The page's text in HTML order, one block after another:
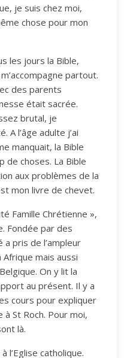
je suis chez moi,
chose pour mon
les jours la Bible,
partout.
des parents
était sacrée.
brutal, je
A l’âge adulte j’ai
manquait, la Bible
de choses. La Bible
aux problèmes de la
mon livre de chevet.
Famille Chrétienne »,
Fondée par des
pris de l’ampleur
Afrique mais aussi
On y lit la
au présent. Il y a
cours pour expliquer
à St Roch. Pour moi,
là.
l’Eglise catholique.